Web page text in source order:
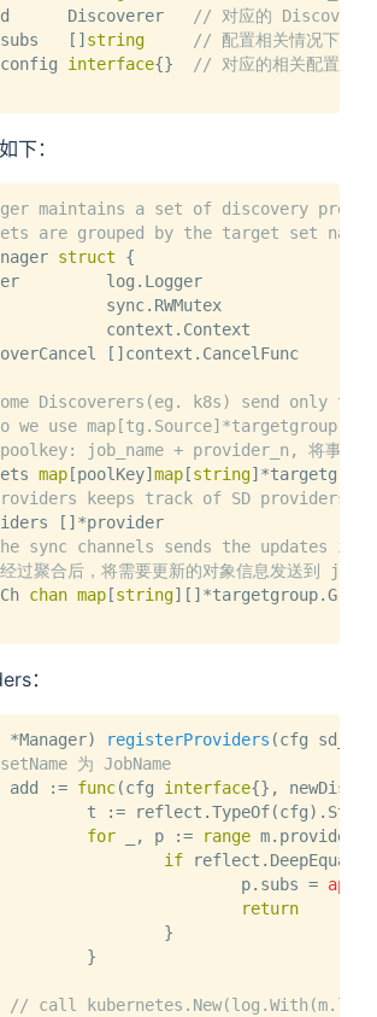
	d      Discoverer
// 对应的
	subs   []
string
// 配置相关情况下的，
	config
interface{}
// 对应的相关配置
下：
maintains a set of discovery
are grouped by the target set name.
struct {
log.Logger
sync.RWMutex
context.Context
[]context.CancelFunc
Discoverers(eg. k8s) send only
we use
job_name + provider_n, 将事件放
map[poolKey] map[string
keeps track of SD providers.
[]*provider
sync channels sends the updates in
过聚合后，将需要更新的对象信息发送到
chan map[string][]*targetgroup.Group
：
*Manager) registerProviders (cfg
为 JobName
	add :=
func(cfg interface{},
t :=
for _, p := range m.providers
if
				p.subs =
return
			}
		}
// call